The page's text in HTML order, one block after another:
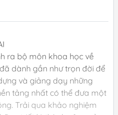
ra bộ môn khoa học về
dành gần như trọn đời để
và giảng dạy những
tảng nhất có thể đưa một
Trải qua khảo nghiệm